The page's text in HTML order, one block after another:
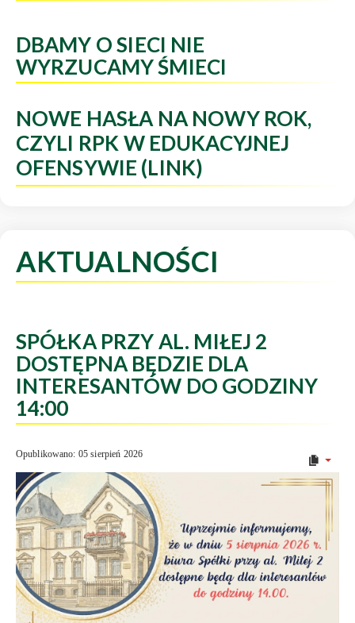
DBAMY O SIECI NIE
WYRZUCAMY ŚMIECI
NOWE HASŁA NA NOWY ROK,
CZYLI RPK W EDUKACYJNEJ
OFENSYWIE (LINK)
AKTUALNOŚCI
SPÓŁKA PRZY AL. MIŁEJ 2
DOSTĘPNA BĘDZIE DLA
INTERESANTÓW DO GODZINY
14:00
Opublikowano: 05 sierpień 2026